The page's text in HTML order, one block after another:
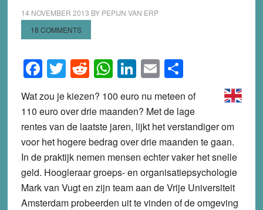
14 NOVEMBER 2013 BY PEPIJN VAN ERP
18 COMMENTS
Facebook
Twitter
Reddit
WhatsApp
LinkedIn
EmailShare
Wat zou je kiezen? 100 euro nu meteen of
110 euro over drie maanden? Met de lage
rentes van de laatste jaren, lijkt het verstandiger om
voor het hogere bedrag over drie maanden te gaan.
In de praktijk nemen mensen echter vaker het snelle
geld. Hoogleraar groeps- en organisatiepsychologie
Mark van Vugt en zijn team aan de Vrije Universiteit
Amsterdam probeerden uit te vinden of de omgeving